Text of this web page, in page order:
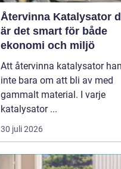
Återvinna Katalysator därför
är det smart för både
ekonomi och miljö
Att återvinna katalysator
inte bara om att bli av med
gammalt material. I varje
katalysator ...
30 juli 2026